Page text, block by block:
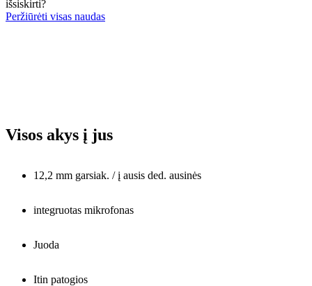
išsiskirti?
Peržiūrėti visas naudas
Visos akys į jus
12,2 mm garsiak. / į ausis ded. ausinės
integruotas mikrofonas
Juoda
Itin patogios